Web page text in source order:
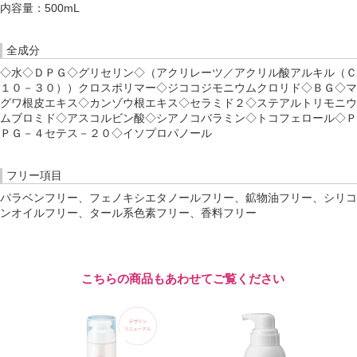
内容量：500mL
全成分
◇水◇ＤＰＧ◇グリセリン◇（アクリレーツ／アクリル酸アルキル（Ｃ
１０－３０））クロスポリマー◇ジココジモニウムクロリド◇ＢＧ◇マ
グワ根皮エキス◇カンゾウ根エキス◇セラミド２◇ステアルトリモニウ
ムブロミド◇アスコルビン酸◇シアノコバラミン◇トコフェロール◇Ｐ
ＰＧ－４セテス－２０◇イソプロパノール
フリー項目
パラベンフリー、フェノキシエタノールフリー、鉱物油フリー、シリコ
ンオイルフリー、タール系色素フリー、香料フリー
こちらの商品もあわせてご覧ください